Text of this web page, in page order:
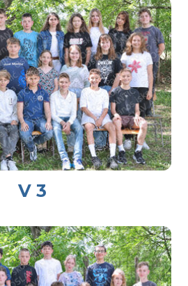
V 3